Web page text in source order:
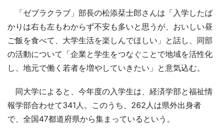
「ゼブラクラブ」部長の松添栞士郎さんは「入学したば
かりは右も左もわからず不安も多いと思うが、おいしい昼
ご飯を食べて、大学生活を楽しんでほしい」と話し、同部
の活動について「企業と学生をつなぐことで地域を活性化
し、地元で働く若者を増やしていきたい」と意気込む。
同大学によると、今年度の入学生は、経済学部と福祉情
報学部合わせて341人。このうち、262人は県外出身者
で、全国47都道府県から集まっているという。